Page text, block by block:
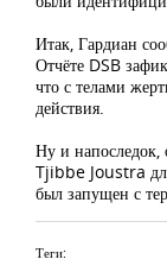
Итак, Гардиан
Отчёте DSB
что с телами
действия.
Ну и напоследок,
Tjibbe Joustra
был запущен с
Теги: